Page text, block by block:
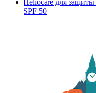
Heliocare для защиты
SPF 50